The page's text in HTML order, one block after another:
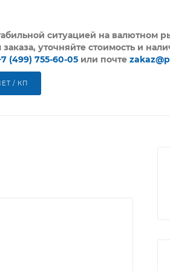
ситуацией на валютном
уточняйте стоимость и
(499) 755-60-05 или почте
/ КП